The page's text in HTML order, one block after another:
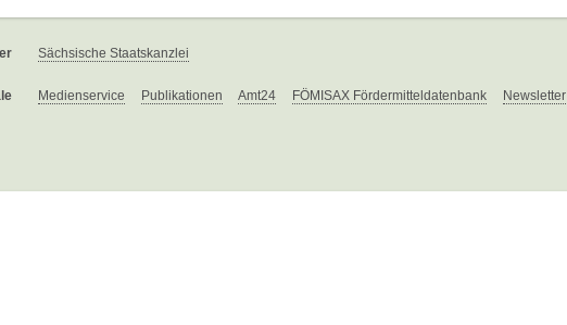
Sächsische Staatskanzlei
Medienservice Publikationen Amt24 FÖMISAX Fördermitteldatenbank Newsletter